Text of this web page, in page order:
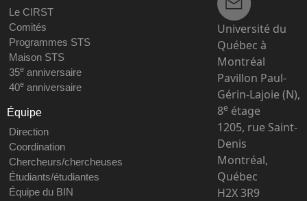
Le CIRST
Comités
Programmes STS
Maison STS
35eanniversaire
40eanniversaire
Équipe
Direction
Coordination
Chercheurs/chercheuses
Étudiants/étudiantes
Équipe du BIN
Université du
Québec à
Montréal
Pavillon Paul-
Gérin-Lajoie (N),
8e étage
1205, rue Saint-
Denis
Montréal,
Québec
H2X 3R9